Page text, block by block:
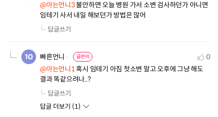
@아는언니3 불안하면 오늘 병원 가서 소변 검사하던가 아니면
임테기 사서 내일 해보던가 방법은 많어
답글쓰기
빠른언니 글쓴이
0
@아는언니1 혹시 임테기 아침 첫소변 말고 오후에 그냥 해도
결과 똑같으려나..?
답글쓰기
답글 더보기 (1)